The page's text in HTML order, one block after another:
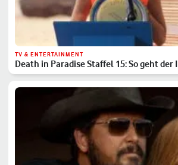
TV & ENTERTAINMENT
Death in Paradise Staffel 15: So geht